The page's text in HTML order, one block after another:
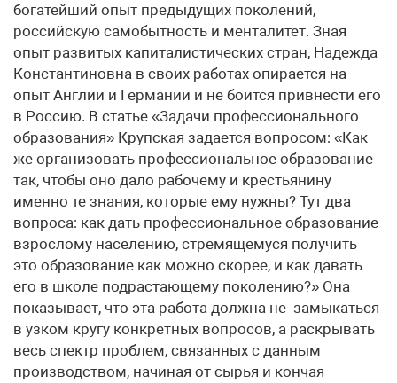
богатейший опыт предыдущих поколений,
российскую самобытность и менталитет. Зная
опыт развитых капиталистических стран, Надежда
Константиновна в своих работах опирается на
опыт Англии и Германии и не боится привнести его
в Россию. В статье «Задачи профессионального
образования» Крупская задается вопросом: «Как
же организовать профессиональное образование
так, чтобы оно дало рабочему и крестьянину
именно те знания, которые ему нужны? Тут два
вопроса: как дать профессиональное образование
взрослому населению, стремящемуся получить
это образование как можно скорее, и как давать
его в школе подрастающему поколению?» Она
показывает, что эта работа должна не замыкаться
в узком кругу конкретных вопросов, а раскрывать
весь спектр проблем, связанных с данным
производством, начиная от сырья и кончая